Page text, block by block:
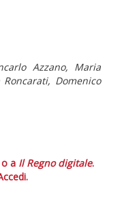
Azzano, Maria
Domenico
a Il Regno digitale.